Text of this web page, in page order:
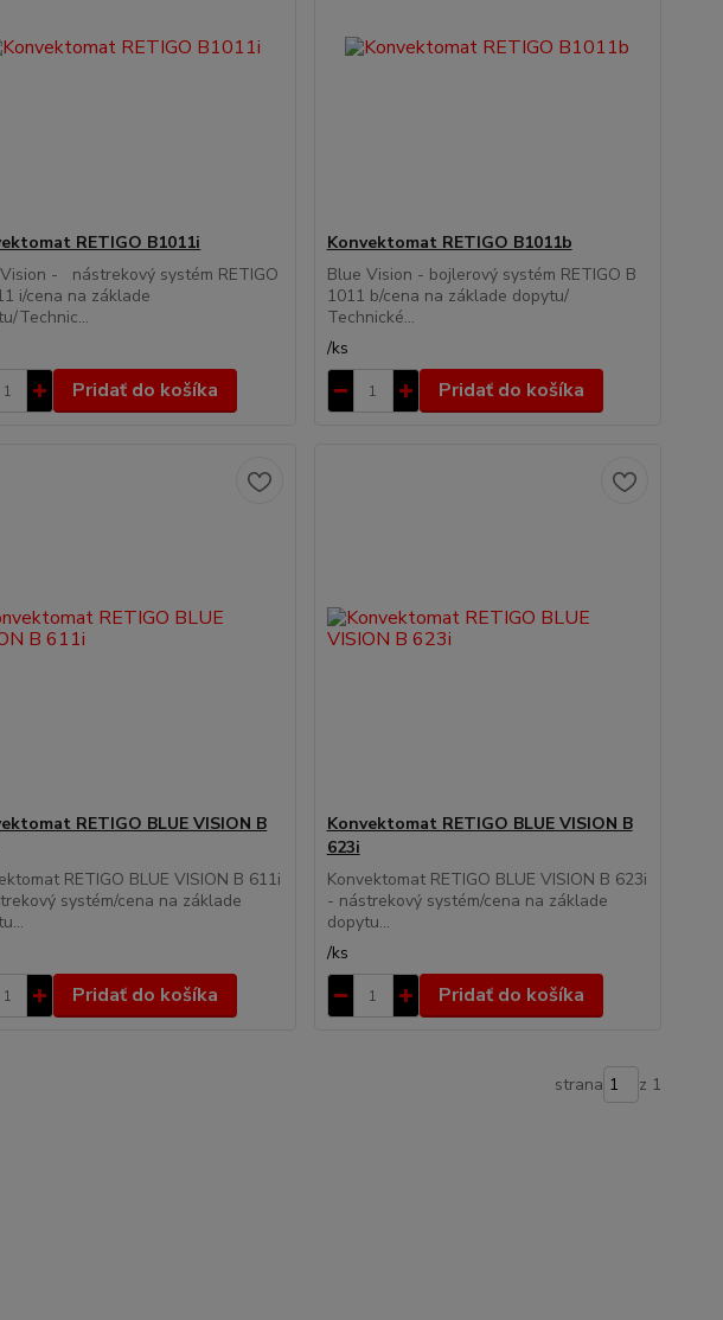
RETIGO B1011i
- nástrekový systém RETIGO
i/cena na základe
Technic...
Pridať do košíka
Konvektomat RETIGO B1011b
Blue Vision - bojlerový systém RETIGO B
1011 b/cena na základe dopytu/
Technické...
/ks
Pridať do košíka
RETIGO BLUE VISION B
RETIGO BLUE VISION B 611i
systém/cena na základe
Pridať do košíka
Konvektomat RETIGO BLUE VISION B
623i
Konvektomat RETIGO BLUE VISION B 623i
- nástrekový systém/cena na základe
dopytu...
/ks
Pridať do košíka
strana z 1